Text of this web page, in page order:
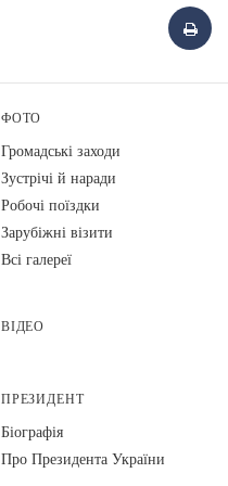
ФОТО
Громадські заходи
Зустрічі й наради
Робочі поїздки
Зарубіжні візити
Всі галереї
ВІДЕО
ПРЕЗИДЕНТ
Біографія
Про Президента України